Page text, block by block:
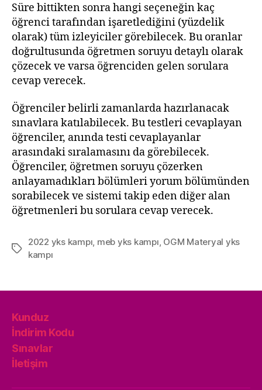
Süre bittikten sonra hangi seçeneğin kaç
öğrenci tarafından işaretlediğini (yüzdelik
olarak) tüm izleyiciler görebilecek. Bu oranlar
doğrultusunda öğretmen soruyu detaylı olarak
çözecek ve varsa öğrenciden gelen sorulara
cevap verecek.
Öğrenciler belirli zamanlarda hazırlanacak
sınavlara katılabilecek. Bu testleri cevaplayan
öğrenciler, anında testi cevaplayanlar
arasındaki sıralamasını da görebilecek.
Öğrenciler, öğretmen soruyu çözerken
anlayamadıkları bölümleri yorum bölümünden
sorabilecek ve sistemi takip eden diğer alan
öğretmenleri bu sorulara cevap verecek.
Etiketler
2022 yks kampı, meb yks kampı, OGM Materyal yks
kampı
Kunduz
İndirim Kodu
Sınavlar
İletişim